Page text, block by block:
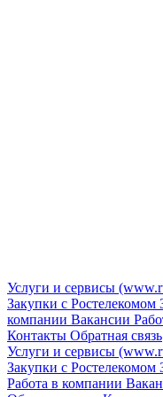
Услуги и сервисы
Закупки с Ростелекомом
компании Вакансии
Контакты Обратная связь
Услуги и сервисы
Закупки с Ростелекомом
Работа в компании